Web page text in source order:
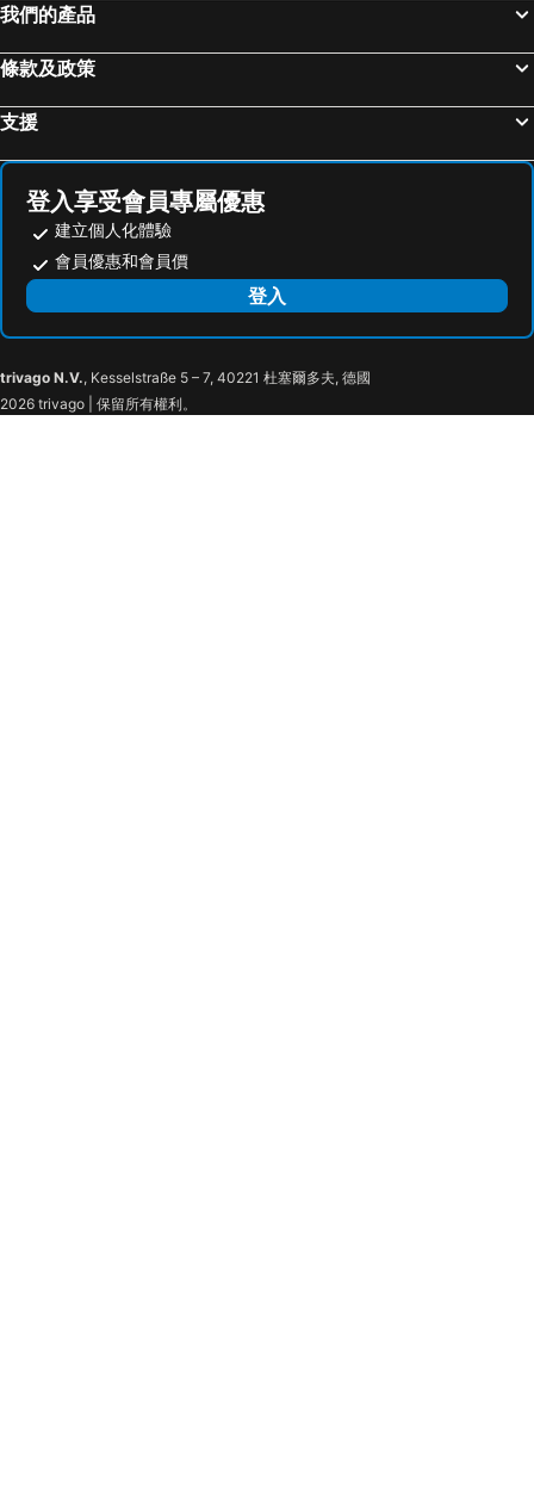
我們的產品
條款及政策
支援
登入享受會員專屬優惠
建立個人化體驗
會員優惠和會員價
登入
trivago N.V., Kesselstraße 5 – 7, 40221 杜塞爾多夫, 德國
2026 trivago | 保留所有權利。